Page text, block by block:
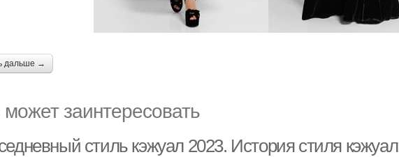
дальше →
заинтересовать
стиль кэжуал 2023. История стиля кэжуал